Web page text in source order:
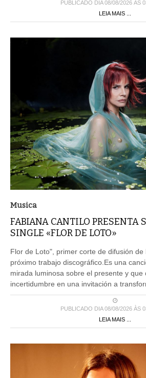
PUBLICADO DIA 08/08/2026 ÀS
LEIA MAIS ...
Musica
FABIANA CANTILO PRESENTA
SINGLE «FLOR DE LOTO»
Flor de Loto", primer corte de difusión de
próximo trabajo discográfico.Es una
mirada luminosa sobre el presente y que
incertidumbre en una invitación a
PUBLICADO DIA 08/08/2026 ÀS
LEIA MAIS ...